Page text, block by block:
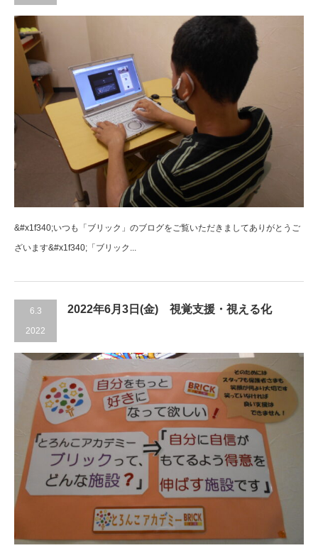
&#x1f340;いつも「ブリック」のブログをご覧いただきましてありがとうご
ざいます&#x1f340;「ブリック...
6.3
2022
2022年6月3日(金) 視覚支援・視える化